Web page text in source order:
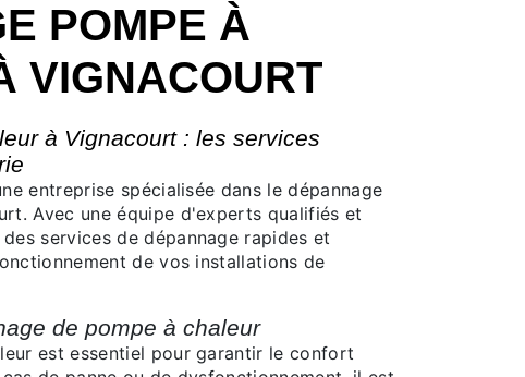
POMPE À
VIGNACOURT
à Vignacourt : les services
entreprise spécialisée dans le dépannage
Avec une équipe d'experts qualifiés et
services de dépannage rapides et
de vos installations de
de pompe à chaleur
est essentiel pour garantir le confort